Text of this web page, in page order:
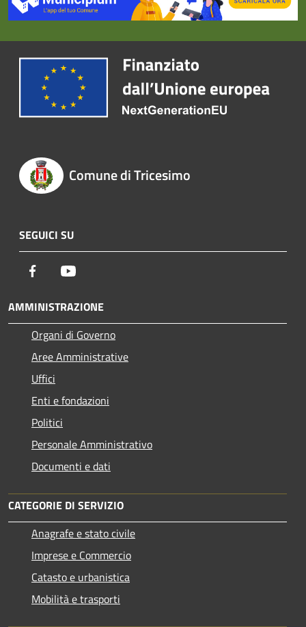
Comune di Tricesimo
SEGUICI SU
Facebook
AMMINISTRAZIONE
Organi di Governo
Aree Amministrative
Uffici
Enti e fondazioni
Politici
Personale Amministrativo
Documenti e dati
CATEGORIE DI SERVIZIO
Anagrafe e stato civile
Imprese e Commercio
Catasto e urbanistica
Mobilità e trasporti